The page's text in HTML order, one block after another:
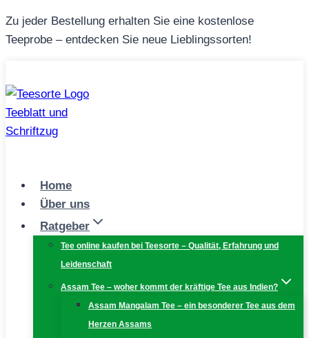
Zum
Inhalt
Zu jeder Bestellung erhalten Sie eine kostenlose
Teeprobe – entdecken Sie neue Lieblingssorten!
Home
Über uns
Ratgeber
Tee online kaufen bei Teesorte – Qualität, Erfahrung und
Leidenschaft
Assam Tee – woher kommt der kräftige Tee aus Indien?
Assam Mangalam Tee – ein besonderer Tee aus dem
Herzen Assams